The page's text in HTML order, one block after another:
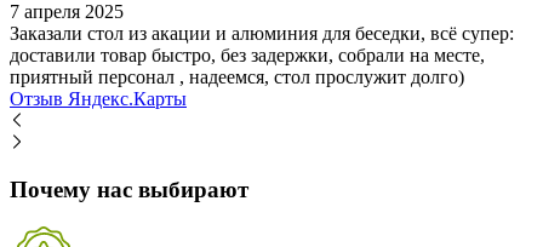
7 апреля 2025
Заказали стол из акации и алюминия для беседки, всё супер:
доставили товар быстро, без задержки, собрали на месте,
приятный персонал , надеемся, стол прослужит долго)
Отзыв Яндекс.Карты
Почему нас выбирают